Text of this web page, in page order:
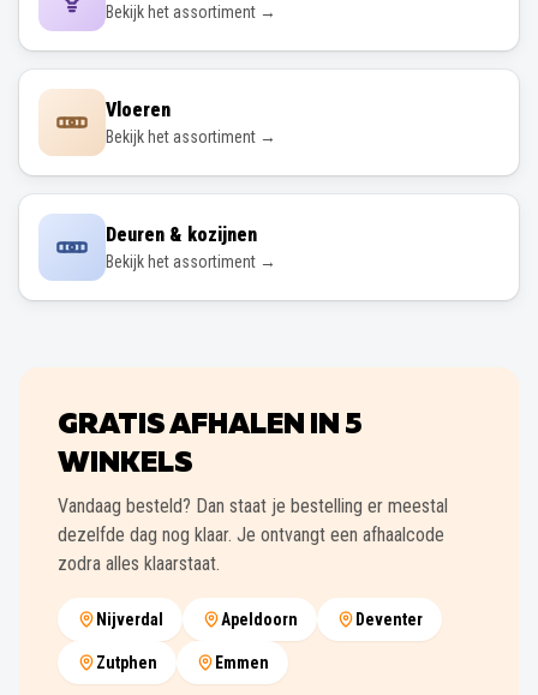
Bekijk het assortiment →
Vloeren
Bekijk het assortiment →
Deuren & kozijnen
Bekijk het assortiment →
GRATIS AFHALEN IN 5
WINKELS
Vandaag besteld? Dan staat je bestelling er meestal
dezelfde dag nog klaar. Je ontvangt een afhaalcode
zodra alles klaarstaat.
Nijverdal Apeldoorn Deventer
Zutphen Emmen